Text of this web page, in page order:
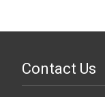
Contact Us